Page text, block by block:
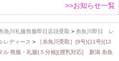
>>お知らせ一覧
魚川礼服喪服即日店頭受取 > 糸魚川即日 レ
レディース >
［糸魚川受取］{9号}{11号}{13
喪服・礼服{５分袖}[授乳対応] 新潟 糸魚